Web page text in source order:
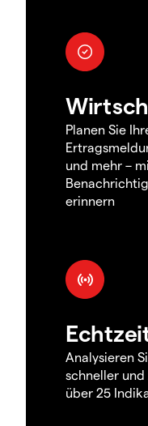
Planen Sie
und mehr –
erinnern
Analysieren
schneller und
über 25